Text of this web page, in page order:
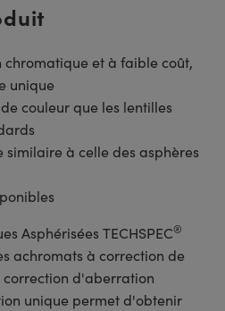
chromatique et à faible coût,
unique
couleur que les lentilles
similaire à celle des asphères
Asphérisées TECHSPEC®
achromats à correction de
correction d'aberration
unique permet d'obtenir